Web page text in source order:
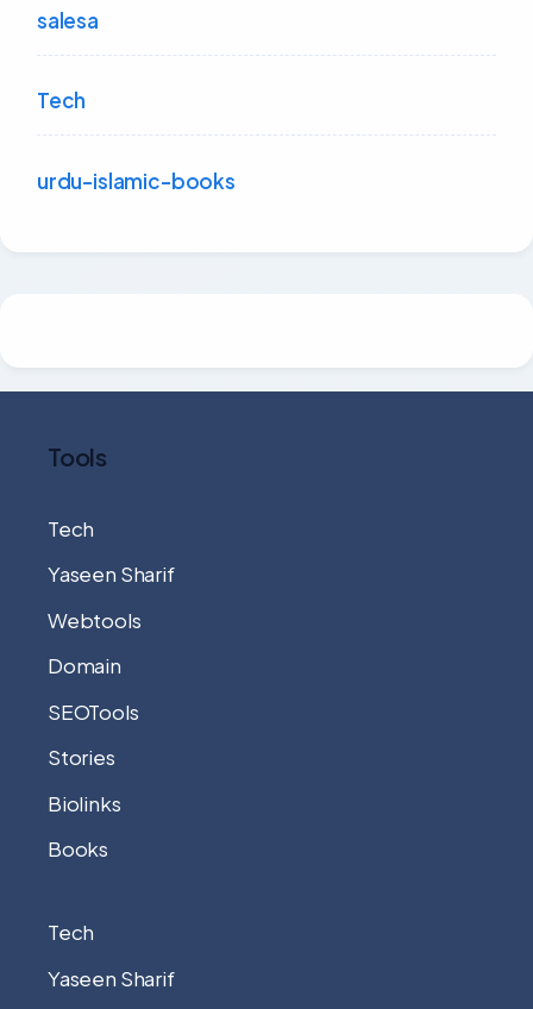
salesa
Tech
urdu-islamic-books
Tools
Tech
Yaseen Sharif
Webtools
Domain
SEOTools
Stories
Biolinks
Books
Tech
Yaseen Sharif